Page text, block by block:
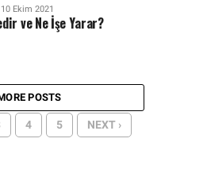
10 Ekim 2021
ve Ne İşe Yarar?
POSTS
4 5 NEXT ›